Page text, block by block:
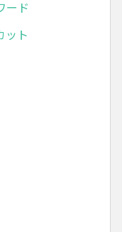
ード
ット